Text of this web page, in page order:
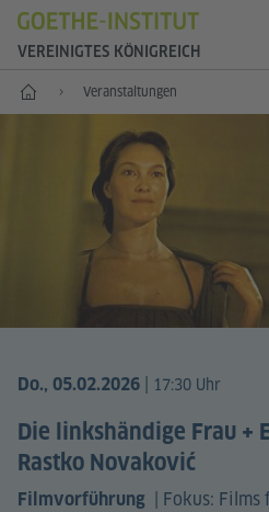
VEREINIGTES KÖNIGREICH
Start Veranstaltungen
Do., 05.02.2026 17:30 Uhr
Die linkshändige Frau +
Rastko Novaković
Filmvorführung | Fokus: Films